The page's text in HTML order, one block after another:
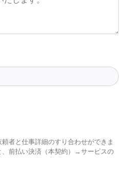
者と仕事詳細のすり合わせができま
、前払い決済（本契約）→サービスの